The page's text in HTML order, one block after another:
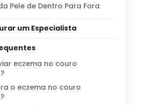
Pele de Dentro Para Fora
um Especialista
eczema no couro
o eczema no couro